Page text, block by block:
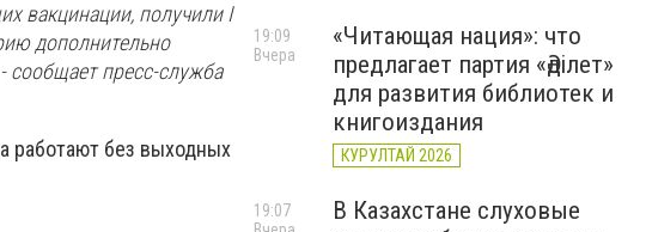
вакцинации, получили I
дополнительно
сообщает пресс-служба
работают без выходных
«Читающая нация»: что
предлагает партия «Әділет»
для развития библиотек и
книгоиздания
КУРУЛТАЙ 2026
19:09
Вчера
В Казахстане слуховые
19:07